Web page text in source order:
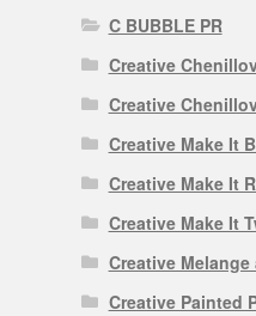
C BUBBLE PR
Creative
Creative
Creative Make It
Creative Make It
Creative Make It
Creative
Creative Painted